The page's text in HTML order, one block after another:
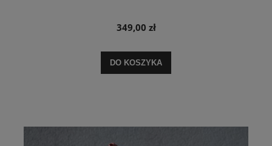
349,00 zł
DO KOSZYKA